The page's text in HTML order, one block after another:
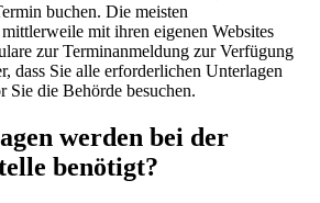
buchen. Die meisten
mit ihren eigenen Websites
zur Terminanmeldung zur Verfügung
dass Sie alle erforderlichen Unterlagen
Sie die Behörde besuchen.
werden bei der
benötigt?